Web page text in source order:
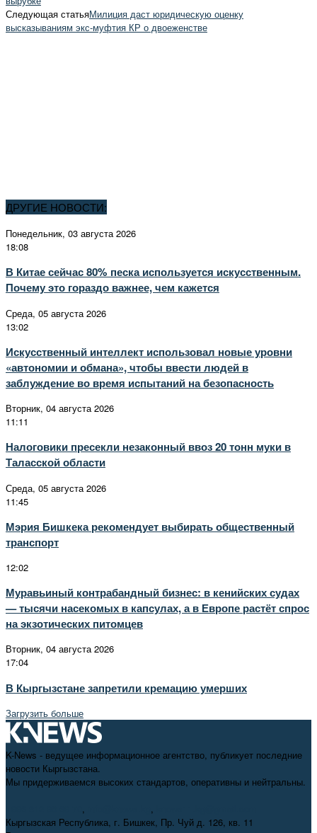
Следующая статьяМилиция даст юридическую оценку
высказываниям экс-муфтия КР о двоеженстве
ДРУГИЕ НОВОСТИ:
Понедельник, 03 августа 2026
18:08
В Китае сейчас 80% песка используется искусственным.
Почему это гораздо важнее, чем кажется
Среда, 05 августа 2026
13:02
Искусственный интеллект использовал новые уровни
«автономии и обмана», чтобы ввести людей в
заблуждение во время испытаний на безопасность
Вторник, 04 августа 2026
11:11
Налоговики пресекли незаконный ввоз 20 тонн муки в
Таласской области
Среда, 05 августа 2026
11:45
Мэрия Бишкека рекомендует выбирать общественный
транспорт
12:02
Муравьиный контрабандный бизнес: в кенийских судах
— тысячи насекомых в капсулах, а в Европе растёт спрос
на экзотических питомцев
Вторник, 04 августа 2026
17:04
В Кыргызстане запретили кремацию умерших
Загрузить больше
K-News - ведущее информационное агентство, публикует последние
новости Кыргызстана.
Мы придерживаемся высоких стандартов, оперативны и нейтральны.
, ,
Кыргызская Республика, г. Бишкек, Пр. Чуй д. 126, кв. 11